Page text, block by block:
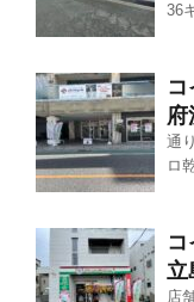
36
府
通
ロ
立
店